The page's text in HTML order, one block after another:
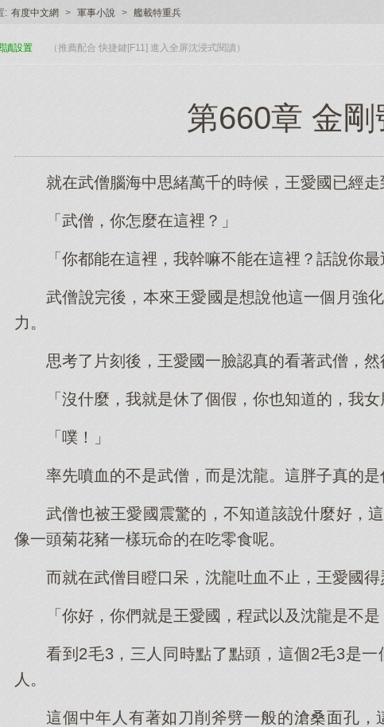
: 有度中文網 > 軍事小說 > 艦載特重兵
讀設置 （推薦配合 快捷鍵[F11] 進入全屏沈浸式閱讀）
第660章 金
就在武僧腦海中思緒萬千的時候，王愛國已經走
「武僧，你怎麼在這裡？」
「你都能在這裡，我幹嘛不能在這裡？話說你
武僧說完後，本來王愛國是想說他這一個月強
力。
思考了片刻後，王愛國一臉認真的看著武僧，然
「沒什麼，我就是休了個假，你也知道的，我女
「噗！」
率先噴血的不是武僧，而是沈龍。這胖子真的是
武僧也被王愛國震驚的，不知道該說什麼好，
像一頭菊花豬一樣玩命的在吃零食呢。
而就在武僧目瞪口呆，沈龍吐血不止，王愛國
「你好，你們就是王愛國，程武以及沈龍是不是
看到2毛3，三人同時點了點頭，這個2毛3是
人。
這個中年人有著如刀削斧劈一般的滄桑面孔